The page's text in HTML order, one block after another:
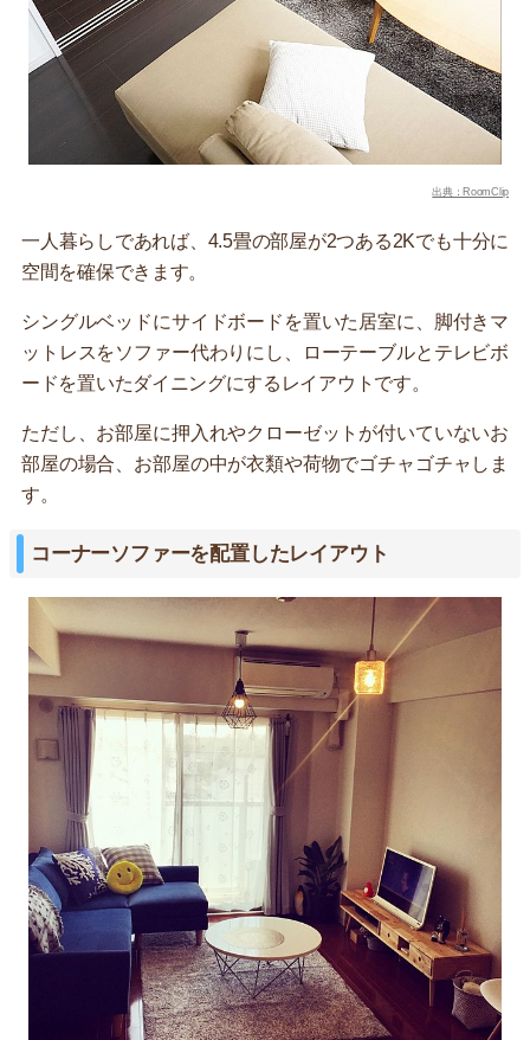
出典：RoomClip
一人暮らしであれば、4.5畳の部屋が2つある2Kでも十分に
空間を確保できます。
シングルベッドにサイドボードを置いた居室に、脚付きマ
ットレスをソファー代わりにし、ローテーブルとテレビボ
ードを置いたダイニングにするレイアウトです。
ただし、お部屋に押入れやクローゼットが付いていないお
部屋の場合、お部屋の中が衣類や荷物でゴチャゴチャしま
す。
コーナーソファーを配置したレイアウト